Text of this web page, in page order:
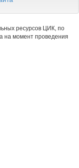
ресурсов ЦИК, по
на момент проведения